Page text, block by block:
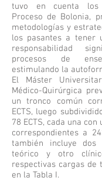
tuvo en cuenta los
Proceso de Bolonia,
metodologías y
los pasantes a tener
responsabilidad
procesos de
estimulando la
El Máster
Médico-Quirúrgica
un tronco común
ECTS, luego
78 ECTS, cada una con
correspondientes a
también incluye dos
teórico y otro
respectivas cargas de
en la Tabla I.